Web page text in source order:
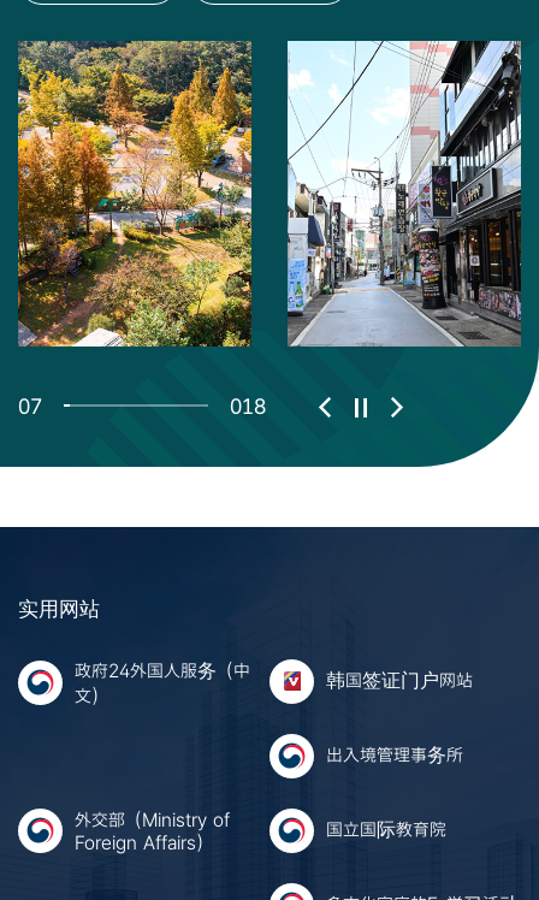
07 018
实用网站
政府24外国人服务（中
文）
韩国签证门户网站
出入境管理事务所
外交部（Ministry of
Foreign Affairs）
国立国际教育院